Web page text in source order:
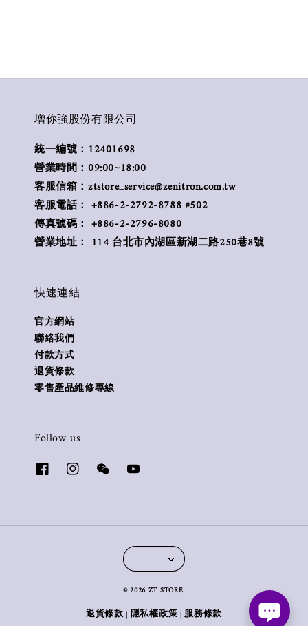
增你強股份有限公司
統一編號：12401698
營業時間：09:00~18:00
客服信箱：ztstore_service@zenitron.com.tw
客服電話： +886-2-2792-8788 #502
傳真號碼： +886-2-2796-8080
營業地址： 114 台北市內湖區新湖二路250巷8號
快速連結
官方網站
聯絡我們
付款方式
退貨條款
零售產品維修專線
Follow us
© 2026 ZT STORE.
退貨條款| 隱私權政策 |服務條款